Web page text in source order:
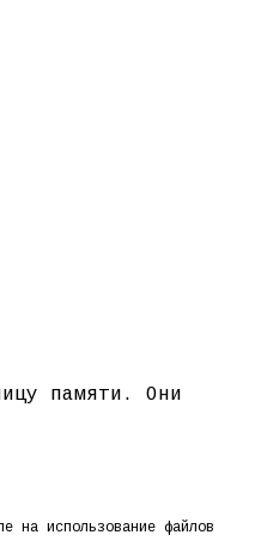
памяти. Они
на использование файлов